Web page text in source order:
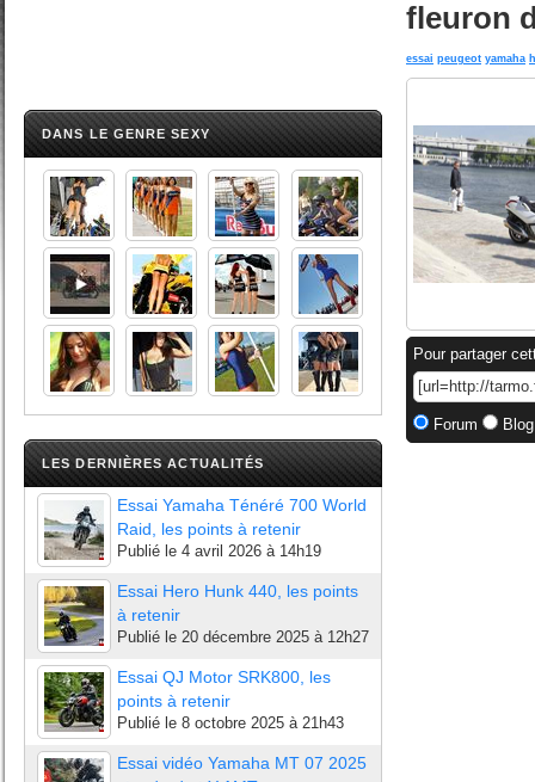
DANS LE GENRE SEXY
LES DERNIÈRES ACTUALITÉS
Essai Yamaha Ténéré 700 World
Raid, les points à retenir
Publié le 4 avril 2026 à 14h19
Essai Hero Hunk 440, les points
à retenir
Publié le 20 décembre 2025 à 12h27
Essai QJ Motor SRK800, les
points à retenir
Publié le 8 octobre 2025 à 21h43
Essai vidéo Yamaha MT 07 2025
fleuron
essai peugeot yamaha
Pour partager
Forum